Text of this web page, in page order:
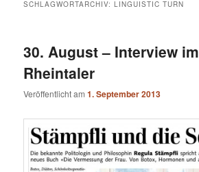
SCHLAGWORTARCHIV:LINGUISTIC TURN
30. August – Interview im
Rheintaler
Veröffentlicht am1. September 2013